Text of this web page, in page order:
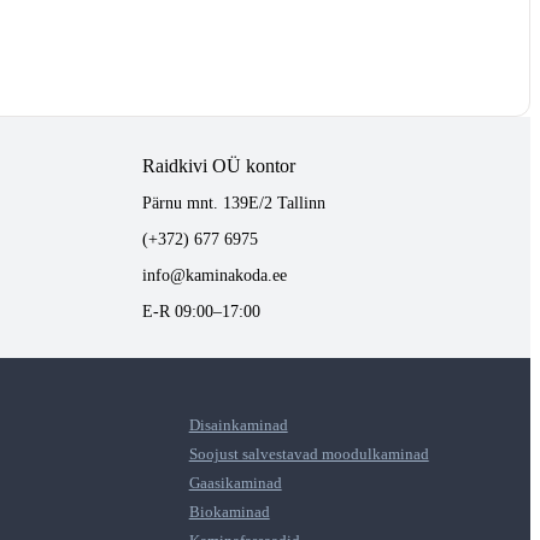
Raidkivi OÜ kontor
Pärnu mnt. 139E/2 Tallinn
(+372) 677 6975
info@kaminakoda.ee
E-R 09:00–17:00
Disainkaminad
Soojust salvestavad moodulkaminad
Gaasikaminad
Biokaminad